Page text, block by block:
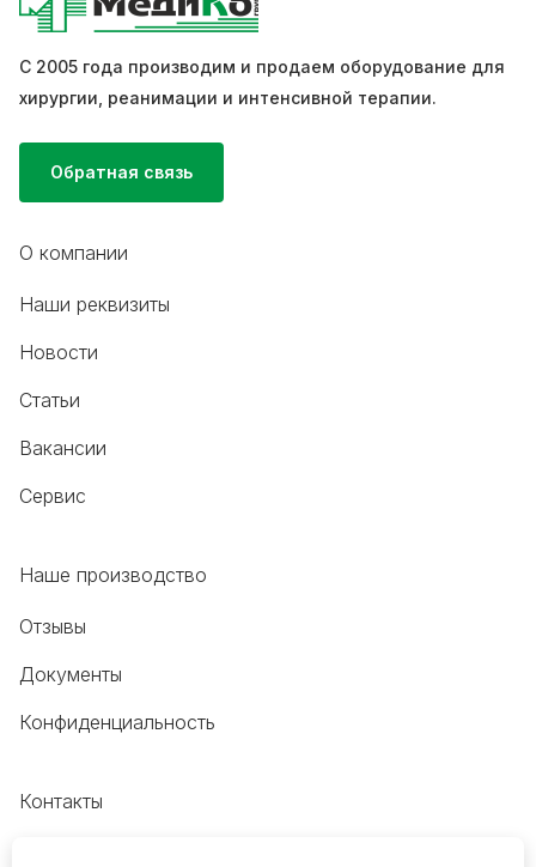
С 2005 года производим и продаем оборудование для
хирургии, реанимации и интенсивной терапии.
Обратная связь
О компании
Наши реквизиты
Новости
Статьи
Вакансии
Сервис
Наше производство
Отзывы
Документы
Конфиденциальность
Контакты